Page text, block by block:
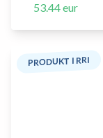
53.44 eur
PRODUKT I RRI